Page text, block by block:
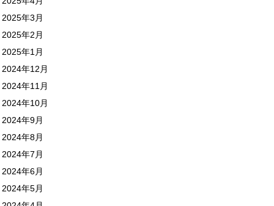
2025年3月
2025年2月
2025年1月
2024年12月
2024年11月
2024年10月
2024年9月
2024年8月
2024年7月
2024年6月
2024年5月